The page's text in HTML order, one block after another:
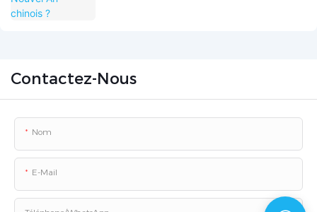
Contactez-Nous
Nom
E-Mail